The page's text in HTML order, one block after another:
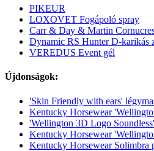
PIKEUR
LOXOVET Fogápoló spray
Carr & Day & Martin
Dynamic RS Hunter D-karikás
VEREDUS Event gél
Újdonságok:
'Skin Friendly with ears'
Kentucky Horsewear
'Wellington 3D Logo
Kentucky Horsewear
Kentucky Horsewear Solimbra